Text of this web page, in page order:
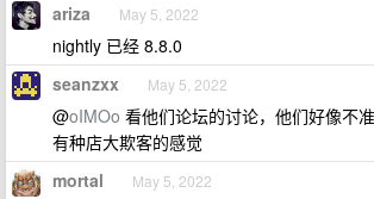
ariza May 5, 2022
nightly 已经 8.8.0
seanzxx May 5, 2022
@oIMOo 看他们论坛的讨论，他们好像不
有种店大欺客的感觉
mortal May 5, 2022